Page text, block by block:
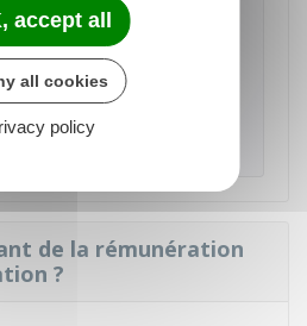
d'hébergement et
être évoqués au
pour que l'école puisse
de la rémunération
?
accept all
all cookies
policy